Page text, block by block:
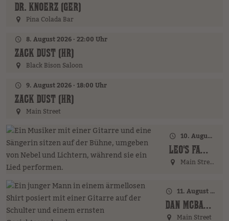
DR. KNOERZ (GER)
Pina Colada Bar
8. August 2026 · 22:00 Uhr
ZACK DUST (HR)
Black Bison Saloon
9. August 2026 · 18:00 Uhr
ZACK DUST (HR)
Main Street
10. August 2026 · 18:00 Uhr
LEO'S FAMILY (GER)
Main Street
11. August 2026 · 17:00 Uhr – 18:00 Uhr
DAN MCBAKER (GER)
Main Street